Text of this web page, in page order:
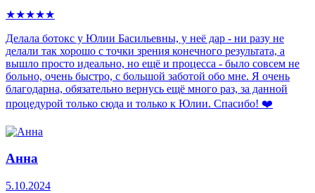
★★★★★
Делала ботокс у Юлии Басильевны, у неё дар - ни разу не
делали так хорошо с точки зрения конечного результата, а
вышло просто идеально, но ещё и процесса - было совсем не
больно, очень быстро, с большой заботой обо мне. Я очень
благодарна, обязательно вернусь ещё много раз, за данной
процедурой только сюда и только к Юлии. Спасибо! ❤️
Анна
5.10.2024